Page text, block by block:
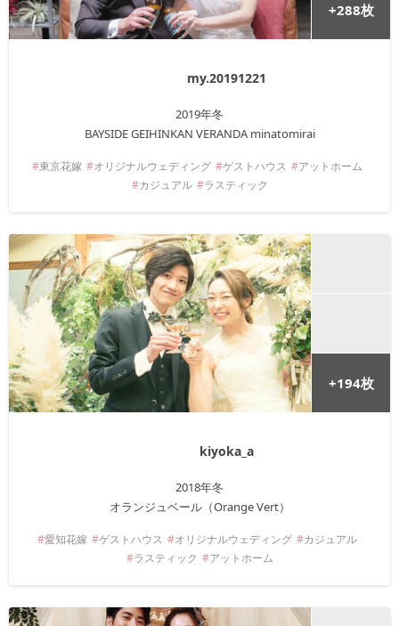
+288枚
my.20191221
2019年冬
BAYSIDE GEIHINKAN VERANDA minatomirai
東京花嫁 オリジナルウェディング ゲストハウス
アットホーム
カジュアル
ラスティック
+194枚
kiyoka_a
2018年冬
オランジュベール（Orange Vert）
愛知花嫁 ゲストハウス オリジナルウェディング
カジュアル
ラスティック
アットホーム